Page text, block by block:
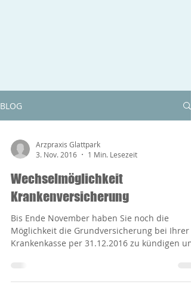
BLOG
Arzpraxis Glattpark
3. Nov. 2016
1 Min. Lesezeit
Wechselmöglichkeit
Krankenversicherung
Bis Ende November haben Sie noch die
Möglichkeit die Grundversicherung bei Ihrer
Krankenkasse per 31.12.2016 zu kündigen um